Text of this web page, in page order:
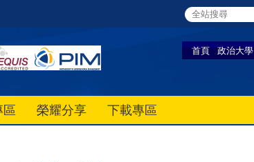
首頁 政治大學
區 榮耀分享 下載專區